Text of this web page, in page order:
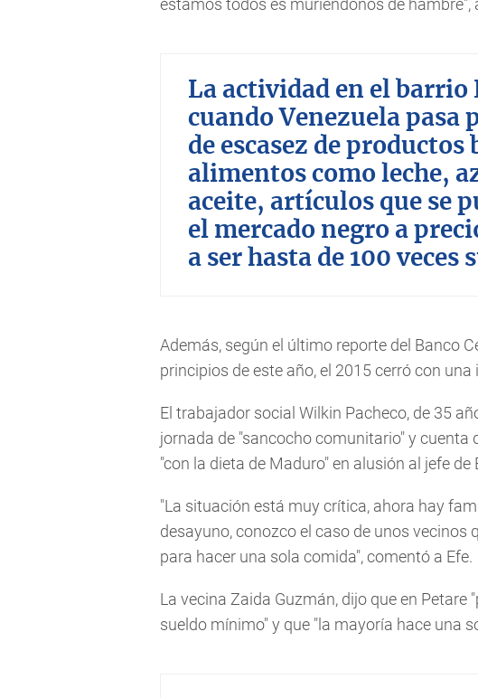
estamos todos es muriéndonos de hambre",
La actividad en el barrio
cuando Venezuela pasa
de escasez de
alimentos como leche,
aceite, artículos que se
el mercado negro a
a ser hasta de 100 veces
Además, según el último reporte del Banco
principios de este año, el 2015 cerró con una
El trabajador social Wilkin Pacheco, de 35
jornada de "sancocho comunitario" y cuenta
"con la dieta de Maduro" en alusión al jefe
"La situación está muy crítica, ahora hay
desayuno, conozco el caso de unos vecinos
para hacer una sola comida", comentó a Efe.
La vecina Zaida Guzmán, dijo que en
sueldo mínimo" y que "la mayoría hace una